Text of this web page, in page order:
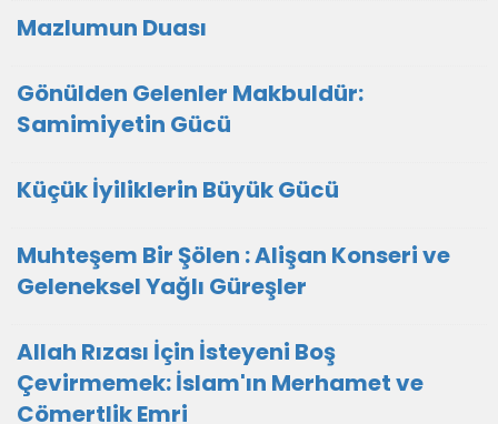
Mazlumun Duası
​Gönülden Gelenler Makbuldür:
Samimiyetin Gücü
Küçük İyiliklerin Büyük Gücü
Muhteşem Bir Şölen : Alişan Konseri ve
Geleneksel Yağlı Güreşler
Allah Rızası İçin İsteyeni Boş
Çevirmemek: İslam'ın Merhamet ve
Cömertlik Emri